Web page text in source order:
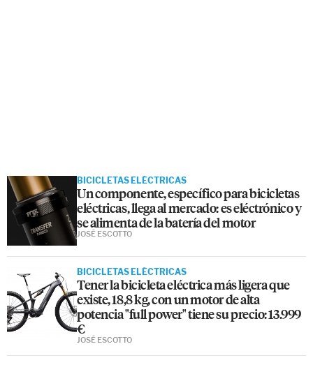
BICICLETAS ELÉCTRICAS
Un componente, específico para bicicletas
eléctricas, llega al mercado: es eléctrónico y
se alimenta de la batería del motor
JOSÉ ESCOTTO
BICICLETAS ELÉCTRICAS
Tener la bicicleta eléctrica más ligera que
existe, 18,8 kg, con un motor de alta
potencia "full power" tiene su precio: 13.999
€
JOSÉ ESCOTTO